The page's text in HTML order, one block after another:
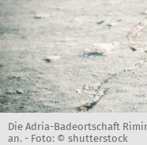
Die Adria-Badeortschaft
an. - Foto: © shutterstock